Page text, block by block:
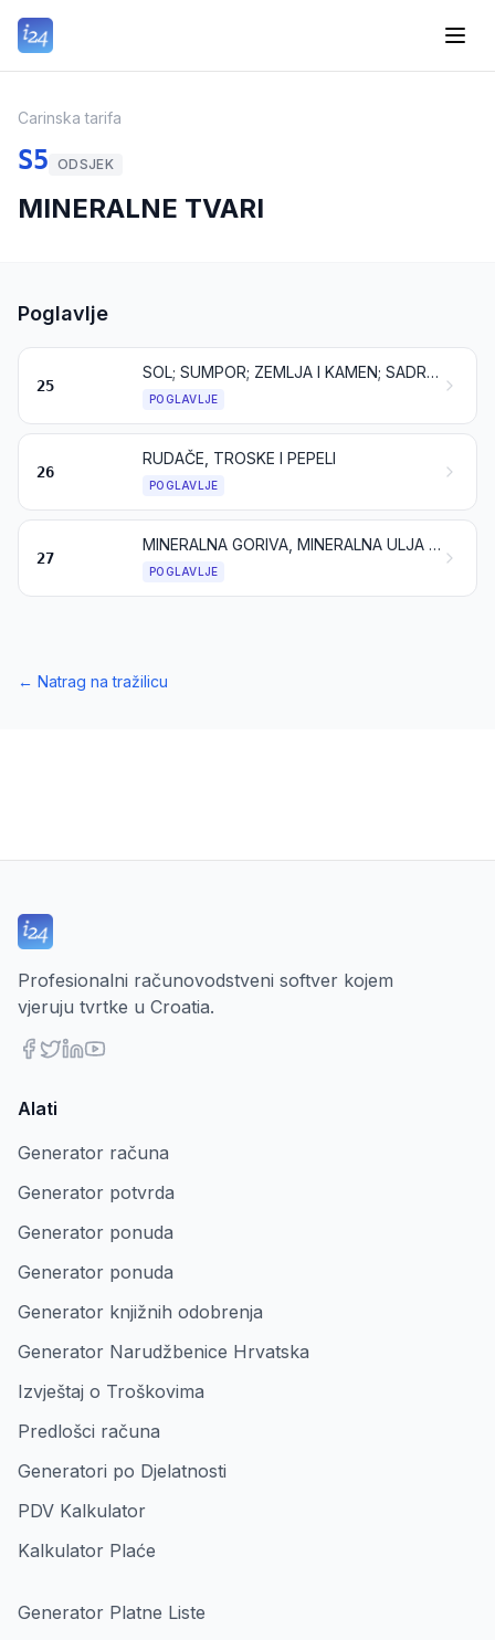
Carinska tarifa
S5 ODSJEK
MINERALNE TVARI
Poglavlje
25
SOL; SUMPOR; ZEMLJA I KAMEN; SADRA, VAPNO I CEMENT
POGLAVLJE
26
RUDAČE, TROSKE I PEPELI
POGLAVLJE
27
MINERALNA GORIVA, MINERALNA ULJA I PROIZVODI NJIHOVE DESTILACIJE; BITUMENSKE TVARI; MINERALNI VOSKOVI
POGLAVLJE
← Natrag na tražilicu
Profesionalni računovodstveni softver kojem
vjeruju tvrtke u Croatia.
Alati
Generator računa
Generator potvrda
Generator ponuda
Generator ponuda
Generator knjižnih odobrenja
Generator Narudžbenice Hrvatska
Izvještaj o Troškovima
Predlošci računa
Generatori po Djelatnosti
PDV Kalkulator
Kalkulator Plaće
Generator Platne Liste